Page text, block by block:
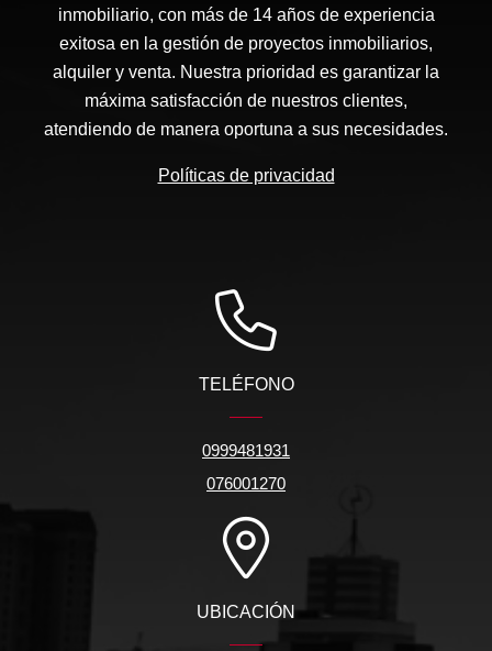
inmobiliario, con más de 14 años de experiencia
exitosa en la gestión de proyectos inmobiliarios,
alquiler y venta. Nuestra prioridad es garantizar la
máxima satisfacción de nuestros clientes,
atendiendo de manera oportuna a sus necesidades.
Políticas de privacidad
TELÉFONO
0999481931
076001270
UBICACIÓN